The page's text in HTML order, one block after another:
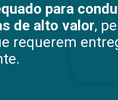
para
de alto valor,
requerem